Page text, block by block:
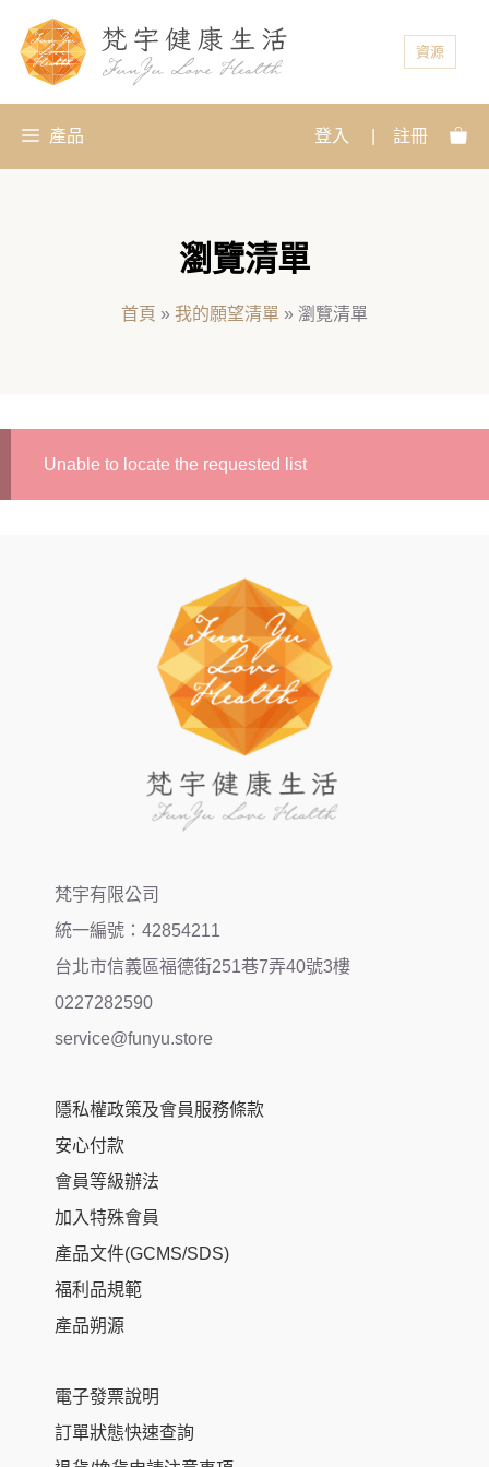
資源
產品 登入 註冊
瀏覽清單
首頁 » 我的願望清單 » 瀏覽清單
Unable to locate the requested list
梵宇有限公司
統一編號：42854211
台北市信義區福德街251巷7弄40號3樓
0227282590
service@funyu.store
隱私權政策及會員服務條款
安心付款
會員等級辦法
加入特殊會員
產品文件(GCMS/SDS)
福利品規範
產品朔源
電子發票說明
訂單狀態快速查詢